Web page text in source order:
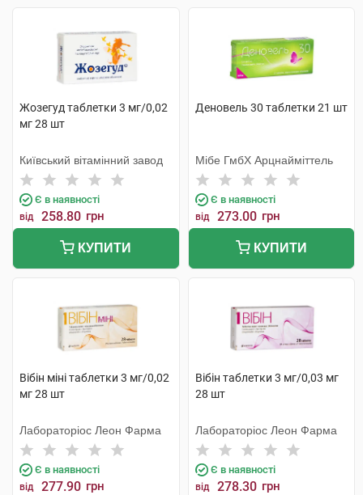
Жозегуд таблетки 3 мг/0,02
мг 28 шт
Київський вітамінний завод
Є в наявності
від 258.80 грн
КУПИТИ
Деновель 30 таблетки 21 шт
Мібе ГмбХ Арцнайміттель
Є в наявності
від 273.00 грн
КУПИТИ
Вібін міні таблетки 3 мг/0,02
мг 28 шт
Лабораторіос Леон Фарма
Є в наявності
від 277.90 грн
Вібін таблетки 3 мг/0,03 мг
28 шт
Лабораторіос Леон Фарма
Є в наявності
від 278.30 грн